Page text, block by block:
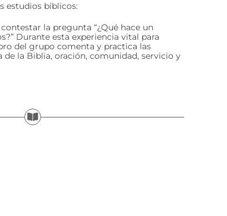
estudios bíblicos:
la pregunta “¿Qué hace un
Durante esta experiencia vital para
del grupo comenta y practica las
la Biblia, oración, comunidad, servicio y